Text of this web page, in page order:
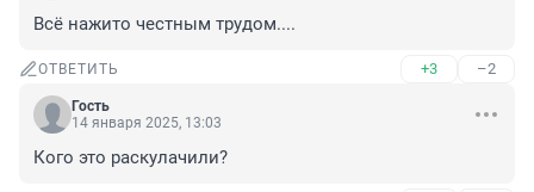
Всё нажито честным трудом....
ОТВЕТИТЬ +3 –2
Гость
14 января 2025, 13:03
Кого это раскулачили?